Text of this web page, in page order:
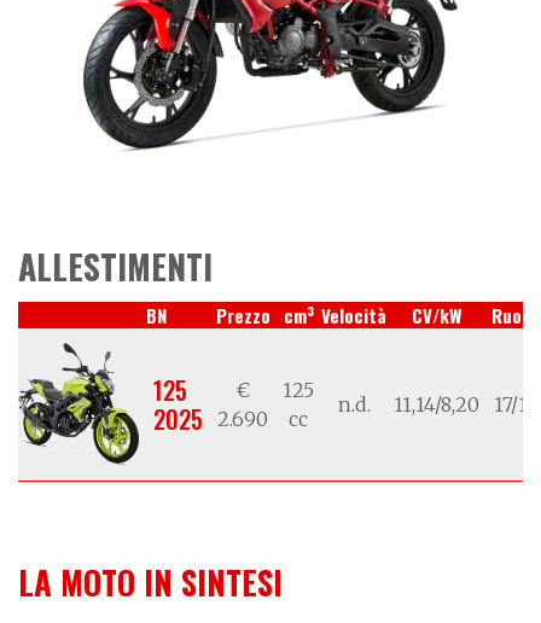
ALLESTIMENTI
BN Prezzo cm3 Velocità CV/kW Ruote
125
2025
€
2.690
125
cc
n.d. 11,14/8,20 17/17
LA MOTO IN SINTESI